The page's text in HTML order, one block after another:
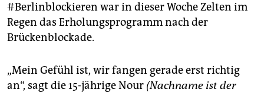
#Berlinblockieren war in dieser Woche Zelten im
Regen das Erholungsprogramm nach der
Brückenblockade.
„Mein Gefühl ist, wir fangen gerade erst richtig
an“, sagt die 15-jährige Nour (Nachname ist der